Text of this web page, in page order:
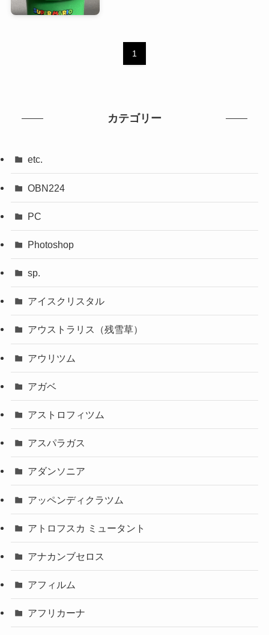
1
カテゴリー
etc.
OBN224
PC
Photoshop
sp.
アイスクリスタル
アウストラリス（残雪草）
アウリツム
アガベ
アストロフィツム
アスパラガス
アダンソニア
アッペンディクラツム
アトロフスカ ミュータント
アナカンブセロス
アフィルム
アフリカーナ